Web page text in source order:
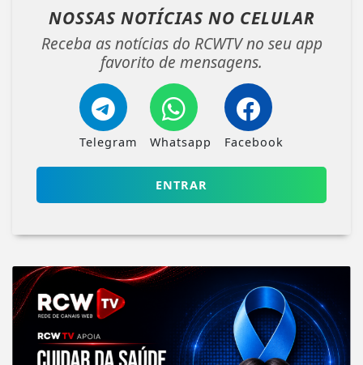
NOSSAS NOTÍCIAS NO CELULAR
Receba as notícias do RCWTV no seu app
favorito de mensagens.
Telegram Whatsapp Facebook
ENTRAR